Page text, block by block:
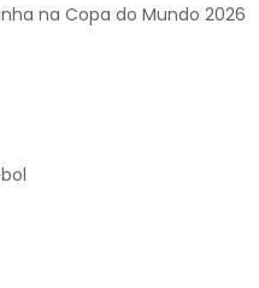
na Copa do Mundo 2026